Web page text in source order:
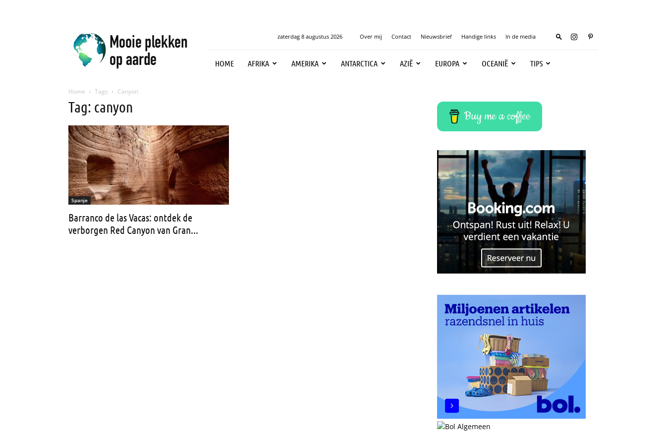
Mooie
plekken
op
aarde
zaterdag 8 augustus 2026 Over mij Contact Nieuwsbrief Handige links In de media
HOME AFRIKA AMERIKA ANTARCTICA AZIË EUROPA OCEANIË TIPS
Home Tags Canyon
Tag: canyon
Spanje
Barranco de las Vacas: ontdek de
verborgen Red Canyon van Gran...
Buy me a coffee